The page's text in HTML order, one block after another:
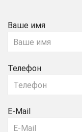
Ваше имя
Телефон
E-Mail